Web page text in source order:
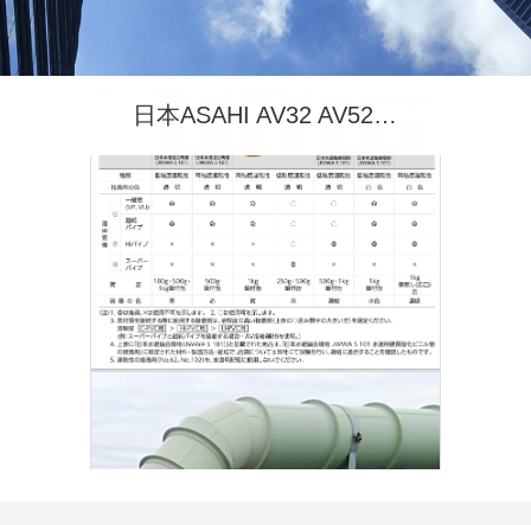
日本ASAHI AV32 AV52 AV62 AV88旭有机材胶水粘合剂日本ASAHI 旭有机材胶水